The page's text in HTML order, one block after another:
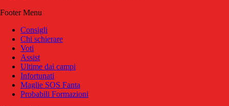
Footer Menu
Consigli
Chi schierare
Voti
Assist
Ultime dai campi
Infortunati
Maglie SOS Fanta
Probabili Formazioni